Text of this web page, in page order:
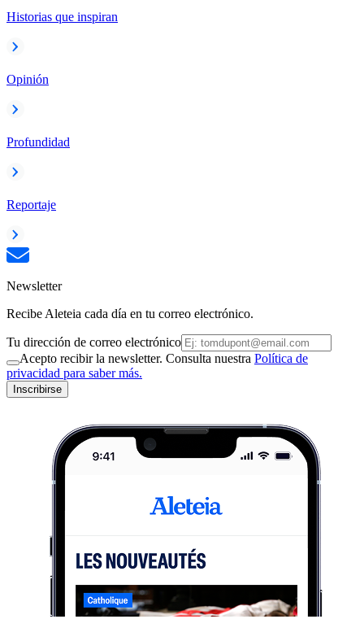
Historias que inspiran
Opinión
Profundidad
Reportaje
Newsletter
Recibe Aleteia cada día en tu correo electrónico.
Tu dirección de correo electrónico
Acepto recibir la newsletter. Consulta nuestra Política de
privacidad para saber más.
Inscribirse